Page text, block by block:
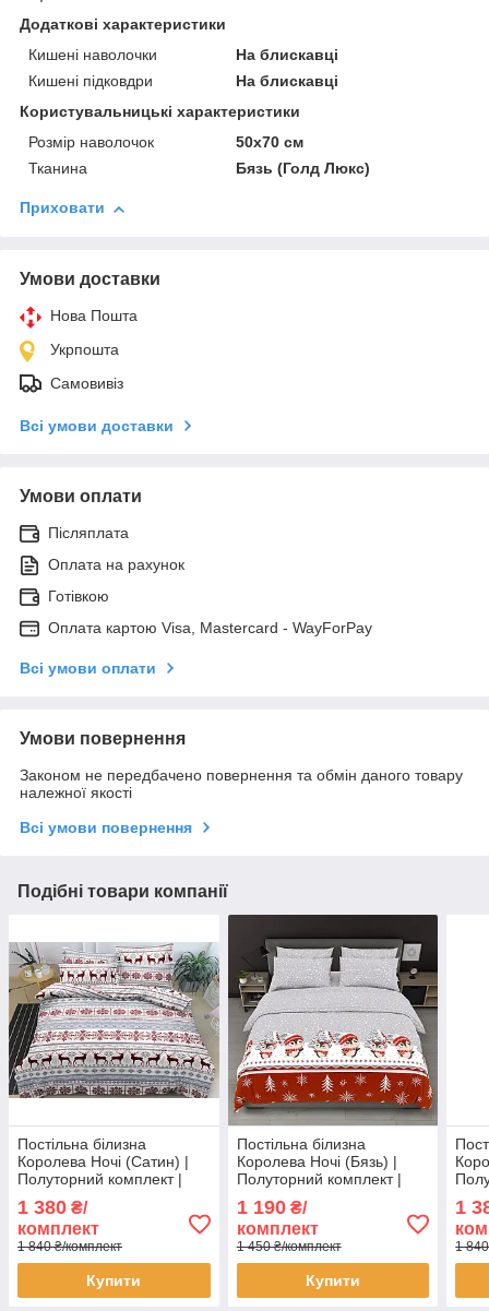
Додаткові характеристики
Кишені наволочки
На блискавці
Кишені підковдри
На блискавці
Користувальницькі характеристики
Розмір наволочок
50х70 см
Тканина
Бязь (Голд Люкс)
Приховати
Умови доставки
Нова Пошта
Укрпошта
Самовивіз
Всі умови доставки
Умови оплати
Післяплата
Оплата на рахунок
Готівкою
Оплата картою Visa, Mastercard - WayForPay
Всі умови оплати
Умови повернення
Законом не передбачено повернення та обмін даного товару
належної якості
Всі умови повернення
Подібні товари компанії
Постільна білизна
Королева Ночі (Сатин) |
Полуторний комплект |
Сніжинки
1 380 ₴/
комплект
1 840 ₴/комплект
Купити
Постільна білизна
Королева Ночі (Бязь) |
Полуторний комплект |
сніжинками на червоному
та сірому
1 190₴/
комплект
1 450 ₴/комплект
Купити
1
1